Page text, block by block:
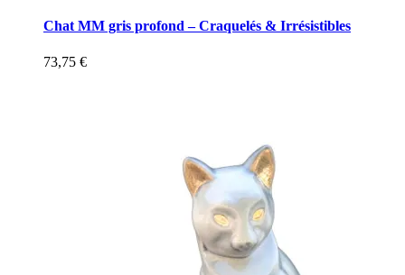
Chat MM gris profond – Craquelés & Irrésistibles
73,75 €